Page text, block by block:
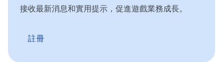
接收最新消息和實用提示，促進遊戲業務成長。
註冊